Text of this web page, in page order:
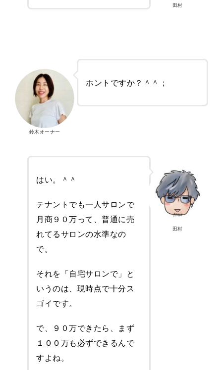
田村
ホントですか？＾＾；
鈴木オーナー
はい。＾＾
テナントでも一人サロンで
月商９０万って、普通に売
れてるサロンの水準なの
で。
それを「自宅サロンで」と
いうのは、現時点で十分ス
ゴイです。
で、９０万できたら、まず
１００万も必ずできるんで
すよね。
田村